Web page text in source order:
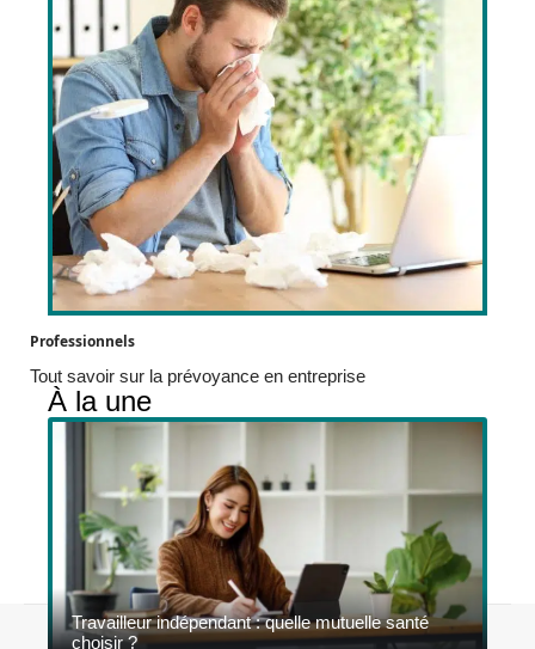
Professionnels
Tout savoir sur la prévoyance en entreprise
À la une
Travailleur indépendant : quelle mutuelle santé
choisir ?Contact Mentions légales Sitemap